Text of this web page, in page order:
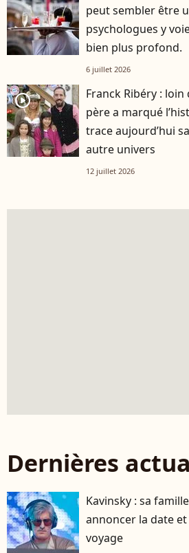
peut sembler être
psychologues y
bien plus profond.
6 juillet 2026
player2
Franck Ribéry :
père a marqué
trace aujourd’hui
autre univers
12 juillet 2026
Dernières
Kavinsky : sa
annoncer la date
voyage